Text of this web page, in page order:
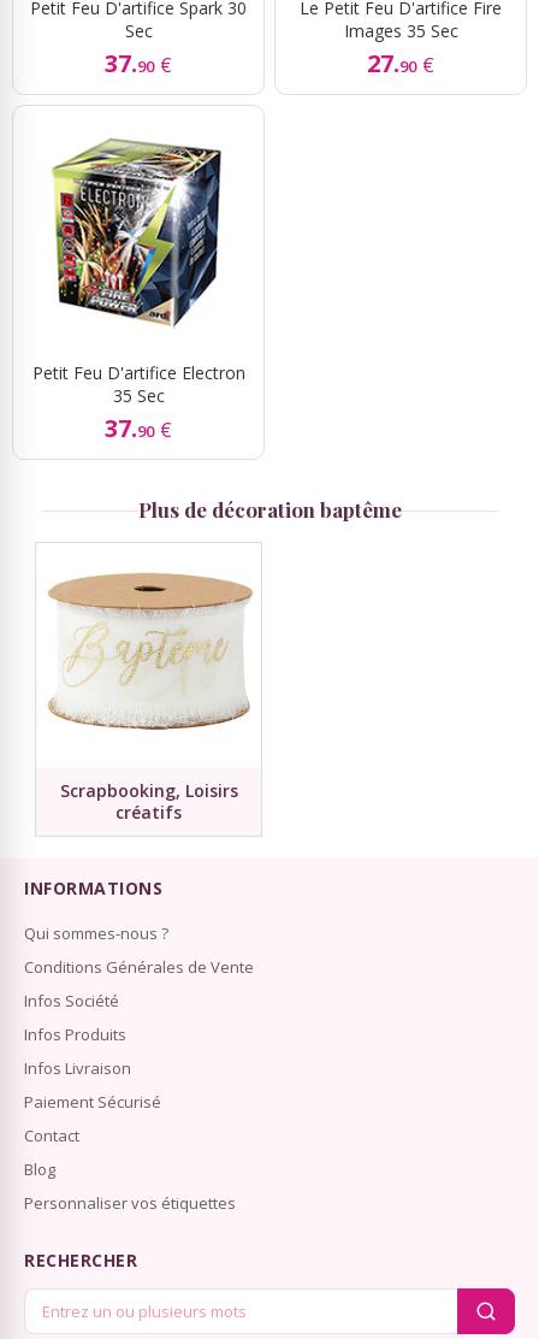
Petit Feu D'artifice Spark 30
Sec
37.90 €
Le Petit Feu D'artifice Fire
Images 35 Sec
27.90 €
Petit Feu D'artifice Electron
35 Sec
37.90 €
Plus de décoration baptême
Scrapbooking, Loisirs
créatifs
INFORMATIONS
Qui sommes-nous ?
Conditions Générales de Vente
Infos Société
Infos Produits
Infos Livraison
Paiement Sécurisé
Contact
Blog
Personnaliser vos étiquettes
RECHERCHER